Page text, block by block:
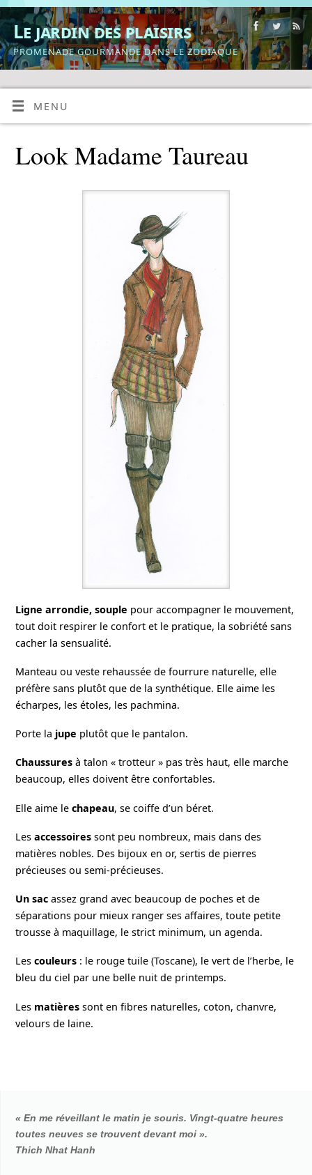
Le jardin des plaisirs
PROMENADE GOURMANDE DANS LE ZODIAQUE
MENU
Look Madame Taureau
Ligne arrondie, souple pour accompagner le mouvement,
tout doit respirer le confort et le pratique, la sobriété sans
cacher la sensualité.
Manteau ou veste rehaussée de fourrure naturelle, elle
préfère sans plutôt que de la synthétique. Elle aime les
écharpes, les étoles, les pachmina.
Porte la jupe plutôt que le pantalon.
Chaussuresà talon « trotteur » pas très haut, elle marche
beaucoup, elles doivent être confortables.
Elle aime le chapeau, se coiffe d’un béret.
Les accessoiressont peu nombreux, mais dans des
matières nobles. Des bijoux en or, sertis de pierres
précieuses ou semi-précieuses.
Un sacassez grand avec beaucoup de poches et de
séparations pour mieux ranger ses affaires, toute petite
trousse à maquillage, le strict minimum, un agenda.
Les couleurs: le rouge tuile (Toscane), le vert de l’herbe, le
bleu du ciel par une belle nuit de printemps.
Les matièressont en fibres naturelles, coton, chanvre,
velours de laine.
« En me réveillant le matin je souris. Vingt-quatre heures
toutes neuves se trouvent devant moi ».
Thich Nhat Hanh